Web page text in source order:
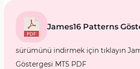
James16 Patterns
sürümünü indirmek için tıklayın
Göstergesi MT5 PDF